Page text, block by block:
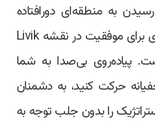
به منطقه‌ای دورافتاده
مجبور نیستید، بهترین استراتژی برای موفقیت در نقشه Livik
پیاده‌روی بی‌صدا به شما
حرکت کنید، به دشمنان
را بدون جلب توجه به